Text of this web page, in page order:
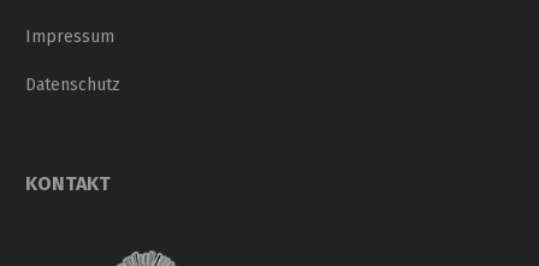
Impressum
Datenschutz
KONTAKT